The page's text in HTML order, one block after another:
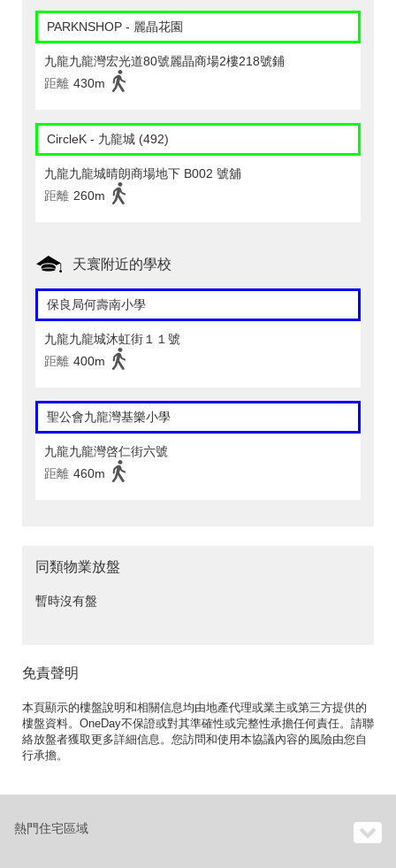
PARKNSHOP - 麗晶花園
九龍九龍灣宏光道80號麗晶商場2樓218號鋪
距離 430m
CircleK - 九龍城 (492)
九龍九龍城晴朗商場地下 B002 號舖
距離 260m
天寰附近的學校
保良局何壽南小學
九龍九龍城沐虹街１１號
距離 400m
聖公會九龍灣基樂小學
九龍九龍灣啓仁街六號
距離 460m
同類物業放盤
暫時沒有盤
免責聲明
本頁顯示的樓盤說明和相關信息均由地產代理或業主或第三方提供的
樓盤資料。OneDay不保證或對其準確性或完整性承擔任何責任。請聯
絡放盤者獲取更多詳細信息。您訪問和使用本協議內容的風險由您自
行承擔。
熱門住宅區域